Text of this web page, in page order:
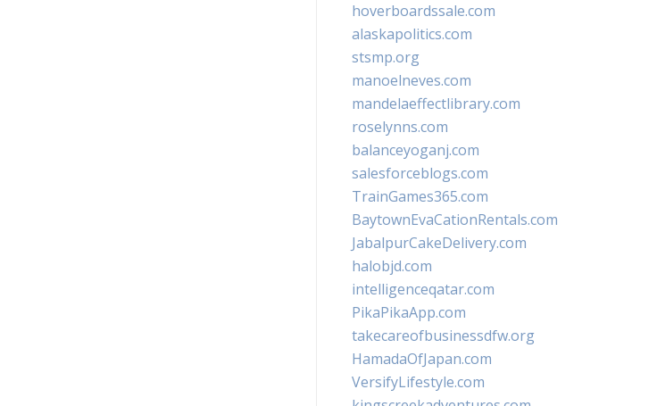
hoverboardssale.com
alaskapolitics.com
stsmp.org
manoelneves.com
mandelaeffectlibrary.com
roselynns.com
balanceyoganj.com
salesforceblogs.com
TrainGames365.com
BaytownEvaCationRentals.com
JabalpurCakeDelivery.com
halobjd.com
intelligenceqatar.com
PikaPikaApp.com
takecareofbusinessdfw.org
HamadaOfJapan.com
VersifyLifestyle.com